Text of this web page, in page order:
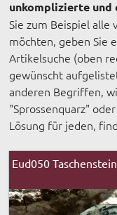
unkomplizierte und
Sie zum Beispiel
möchten, geben Sie
Artikelsuche (oben
gewünscht
anderen Begriffen,
"Sprossenquarz"
Lösung für jeden,
Eud050